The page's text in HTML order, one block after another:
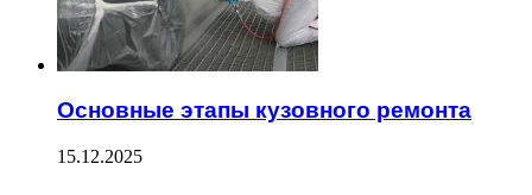
Основные этапы кузовного ремонта
15.12.2025